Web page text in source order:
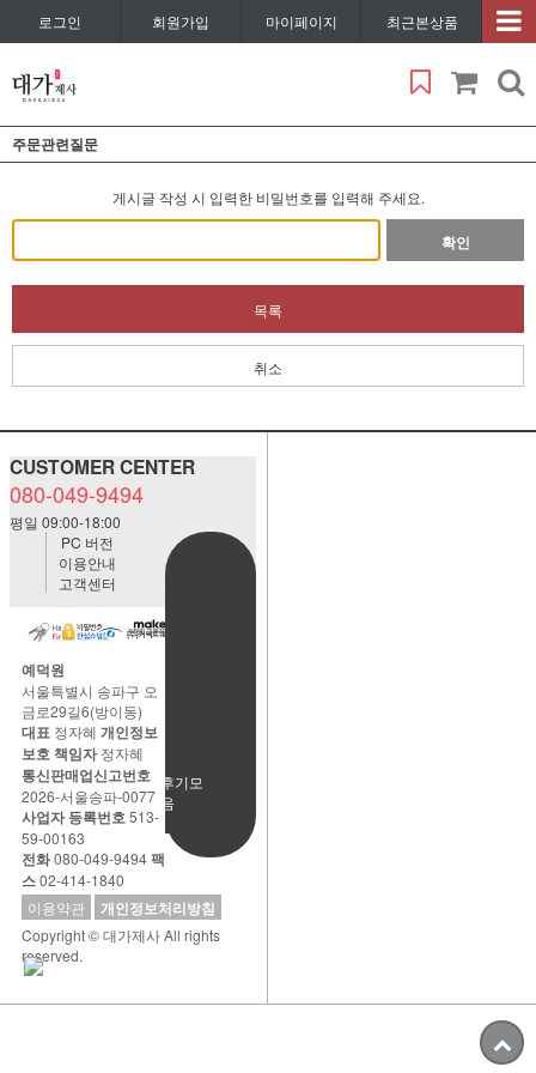
로그인 회원가입 마이페이지 최근본상품
주문관련질문
게시글 작성 시 입력한 비밀번호를 입력해 주세요.
확인
목록
취소
CUSTOMER CENTER
080-049-9494
평일 09:00-18:00
사용후기모
음
PC 버전
이용안내
고객센터
예덕원
서울특별시 송파구 오
금로29길6(방이동)
대표 정자혜 개인정보
보호 책임자정자혜
통신판매업신고번호
2026-서울송파-0077
사업자 등록번호513-
59-00163
전화080-049-9494팩
스02-414-1840
이용약관
개인정보처리방침
Copyright © 대가제사 All rights
reserved.